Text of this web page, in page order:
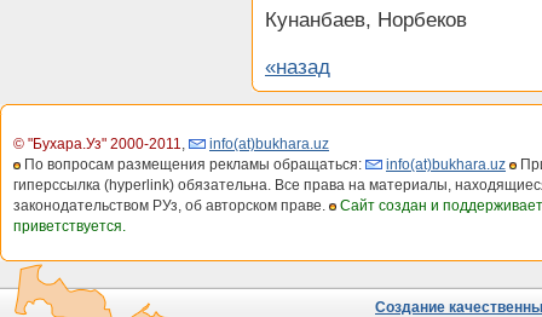
Кунанбаев, Норбеков
«назад
© "Бухара.Уз" 2000-2011,
info(at)bukhara.uz
По вопросам размещения рекламы обращаться:
info(at)bukhara.uz
гиперссылка (hyperlink) обязательна. Все права на материалы,
законодательством РУз, об авторском праве.
Сайт создан и
приветствуется.
Создание